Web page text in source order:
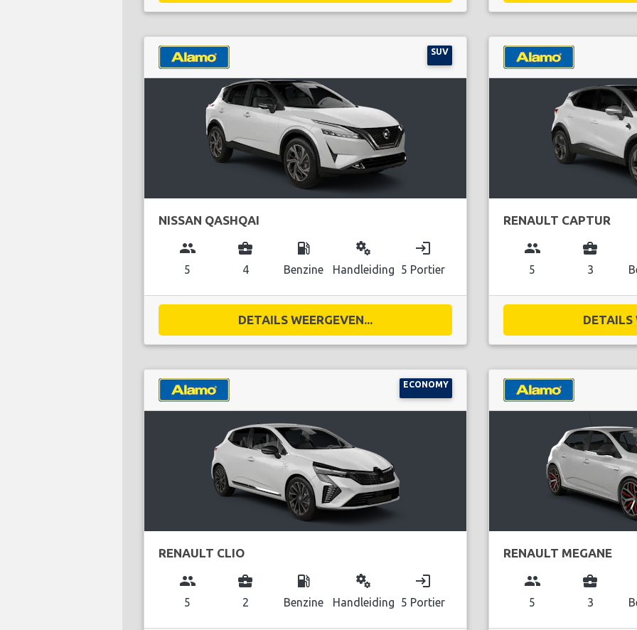
SUV
NISSAN QASHQAI
group
5
business_center
4
local_gas_station
Benzine
miscellaneous_services
Handleiding
login
5 Portier
DETAILS WEERGEVEN...
RENAULT CAPTUR
group
5
business_center
3
DETAILS
ECONOMY
RENAULT CLIO
group
5
business_center
2
local_gas_station
Benzine
miscellaneous_services
Handleiding
login
5 Portier
RENAULT MEGANE
group
5
business_center
3